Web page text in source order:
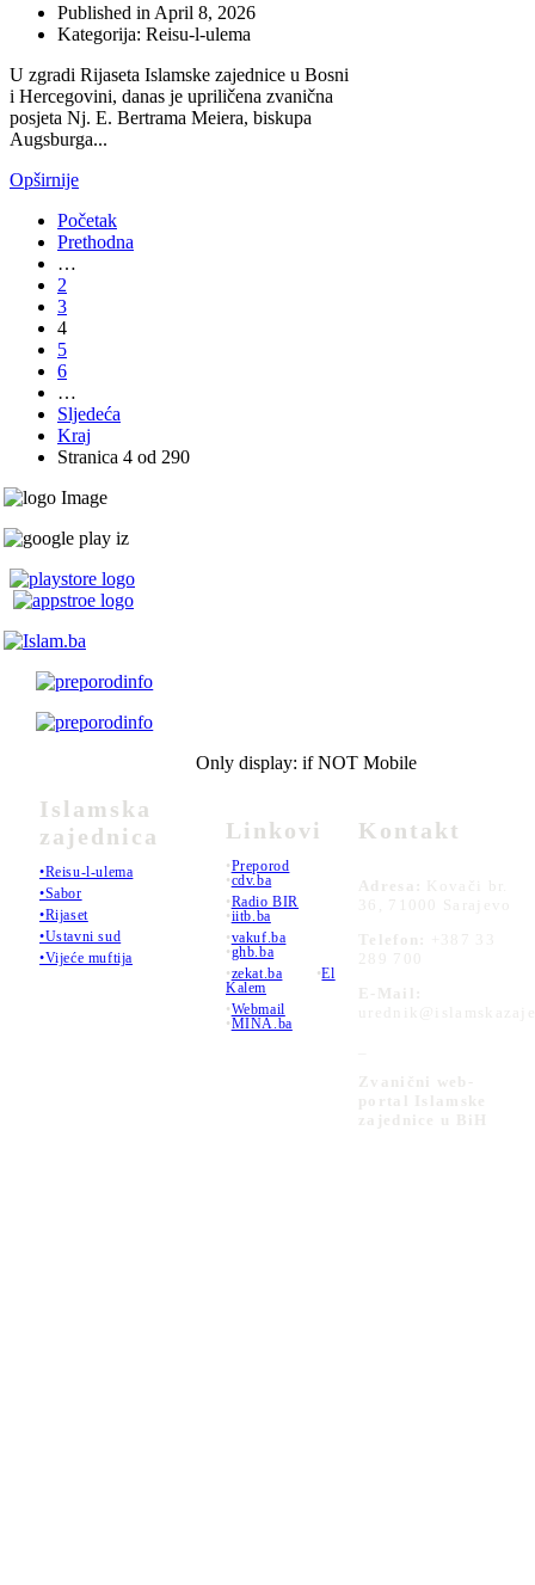
Published in April 8, 2026
Kategorija: Reisu-l-ulema
U zgradi Rijaseta Islamske zajednice u Bosni
i Hercegovini, danas je upriličena zvanična
posjeta Nj. E. Bertrama Meiera, biskupa
Augsburga...
Opširnije
Početak
Prethodna
…
2
3
4
5
6
…
Sljedeća
Kraj
Stranica 4 od 290
Islamska
zajednica
•Reisu-l-ulema
•Sabor
•Rijaset
•Ustavni sud
•Vijeće muftija
Only display: if NOT Mobile
Linkovi
•Preporod
•cdv.ba
•Radio BIR
•iitb.ba
•vakuf.ba
•ghb.ba
•zekat.ba •El
Kalem
•Webmail
•MINA.ba
Kontakt
Adresa:
Kovači br.
36, 71000 Sarajevo
Telefon:
+387 33
289 700
E-Mail:
Zvanični web-
portal Islamske
zajednice u BiH